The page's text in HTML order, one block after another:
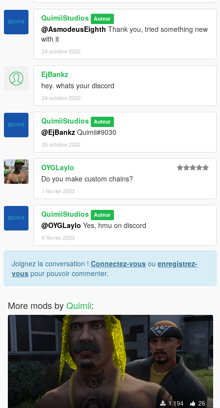
QuimiiStudios Auteur
@AsmodeusEighth Thank you, tried something new
with it
24 octobre 2022
EjBankz
hey. whats your discord
24 octobre 2022
QuimiiStudios Auteur
@EjBankz Quimii#9030
25 octobre 2022
OYGLaylo
Do you make custom chains?
1 février 2023
QuimiiStudios Auteur
@OYGLaylo Yes, hmu on discord
6 février 2023
Joignez la conversation ! Connectez-vous ou enregistrez-
vous pour pouvoir commenter.
More mods byQuimii:
1 194 26